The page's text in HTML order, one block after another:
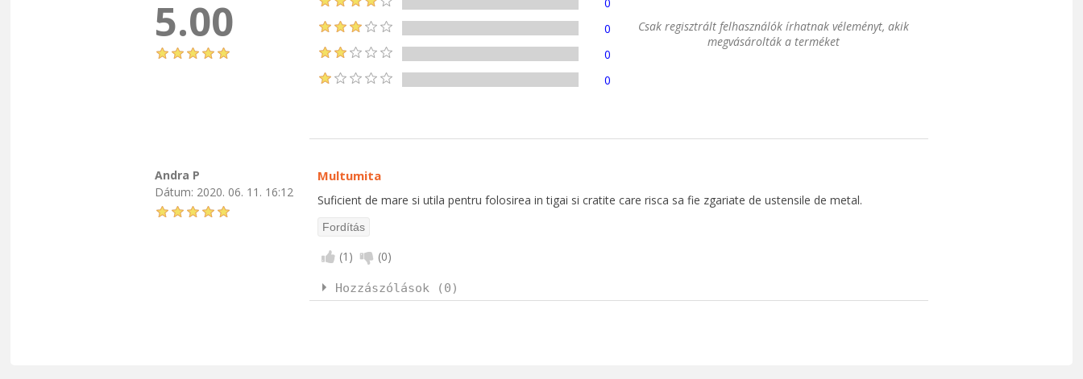
5.00
0
0
0
Csak regisztrált felhasználók írhatnak véleményt, akik
megvásárolták a terméket
Andra P
Dátum: 2020. 06. 11. 16:12
Multumita
Suficient de mare si utila pentru folosirea in tigai si cratite care risca sa fie zgariate de ustensile de metal.
(1 ) (0)
Hozzászólások (0)